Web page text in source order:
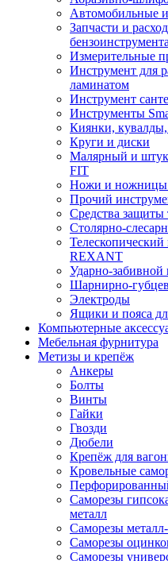
Автомобильные
Запчасти и
бензоинструмента
Измерительные
Инструмент для
ламинатом
Инструмент
Инструменты
Киянки,
Круги и диски
Малярный и
FIT
Ножи и ножницы
Прочий
Средства защиты
Столярно-
REXANT
Ударно-
Шарнирно-
Электроды
Ящики и пояса
Компьютерные
Мебельная фурнитура
Метизы и крепёж
Анкеры
Болты
Винты
Гайки
Гвозди
Дюбели
Крепёж для
Кровельные
Саморезы
металл
Саморезы
Саморезы
Саморезы